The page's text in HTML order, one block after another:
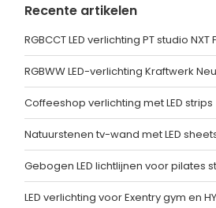
Recente artikelen
RGBCCT LED verlichting PT studio NXT
RGBWW LED-verlichting Kraftwerk
Coffeeshop verlichting met LED strips
Natuurstenen tv-wand met LED
Gebogen LED lichtlijnen voor pilates
LED verlichting voor Exentry gym en